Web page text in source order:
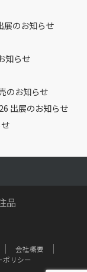
展のお知らせ
知らせ
のお知らせ
出展のお知らせ
品
会社概要
ポリシー